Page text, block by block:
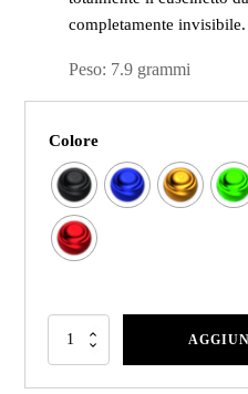
completamente invisibile.
Peso: 7.9 grammi
Colore